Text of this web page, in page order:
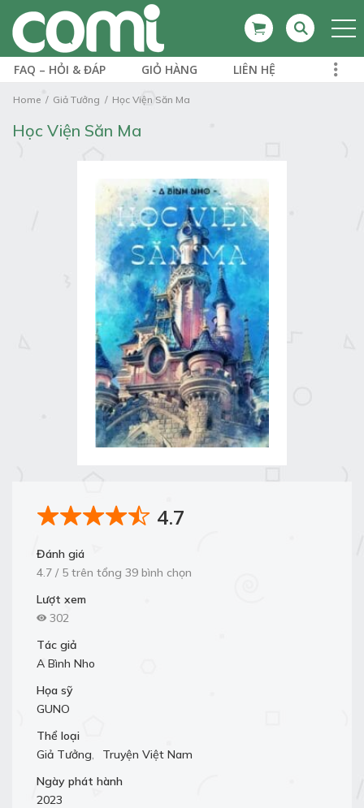
FAQ – HỎI & ĐÁP GIỎ HÀNG LIÊN HỆ
Home Giả Tưởng Học Viện Săn Ma
Học Viện Săn Ma
4.7
Đánh giá
4.7 / 5 trên tổng 39 bình chọn
Lượt xem
302
Tác giả
A Bình Nho
Họa sỹ
GUNO
Thể loại
Giả Tưởng,
Truyện Việt Nam
Ngày phát hành
2023